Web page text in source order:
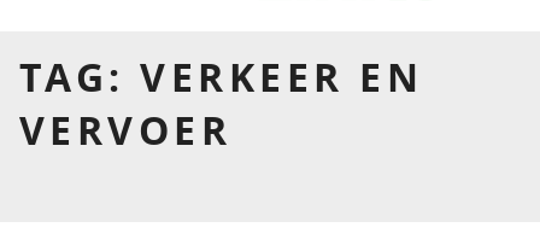
TAG:VERKEER EN
VERVOER